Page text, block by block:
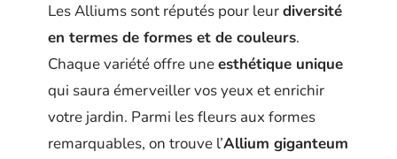
Les Alliums sont réputés pour leurdiversité
en termes de formes et de couleurs.
Chaque variété offre uneesthétique unique
qui saura émerveiller vos yeux et enrichir
votre jardin. Parmi les fleurs aux formes
remarquables, on trouve l’Allium giganteum